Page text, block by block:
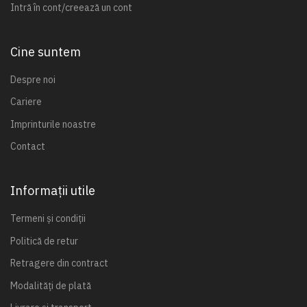
Intră în cont/creează un cont
Cine suntem
Despre noi
Cariere
Imprinturile noastre
Contact
Informații utile
Termeni și condiții
Politică de retur
Retragere din contract
Modalități de plată